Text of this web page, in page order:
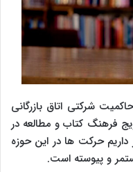
شرکتی اتاق بازرگانی
فرهنگ کتاب و مطالعه در
حرکت ها در این حوزه
و پیوسته است.